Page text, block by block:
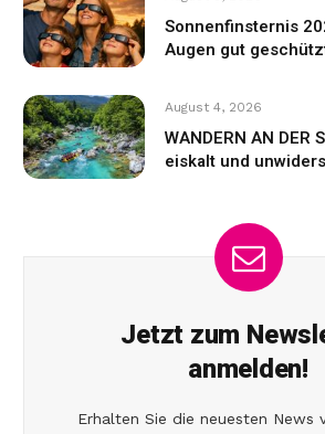
Sonnenfinsternis
Augen gut
August 4, 2026
WANDERN AN DER
eiskalt und
Jetzt zum
anmelden!
Erhalten Sie die neuesten News